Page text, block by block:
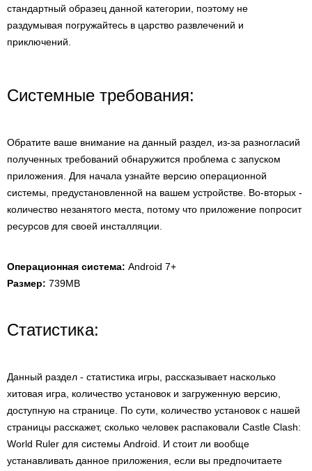
стандартный образец данной категории, поэтому не
раздумывая погружайтесь в царство развлечений и
приключений.
Системные требования:
Обратите ваше внимание на данный раздел, из-за разногласий
полученных требований обнаружится проблема с запуском
приложения. Для начала узнайте версию операционной
системы, предустановленной на вашем устройстве. Во-вторых -
количество незанятого места, потому что приложение попросит
ресурсов для своей инсталляции.
Операционная система: Android 7+
Размер: 739MB
Статистика:
Данный раздел - статистика игры, рассказывает насколько
хитовая игра, количество установок и загруженную версию,
доступную на странице. По сути, количество установок с нашей
страницы расскажет, сколько человек распаковали Castle Clash:
World Ruler для системы Android. И стоит ли вообще
устанавливать данное приложения, если вы предпочитаете